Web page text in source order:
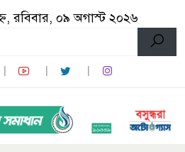
রবিবার, ০৯ অগাস্ট ২০২৬